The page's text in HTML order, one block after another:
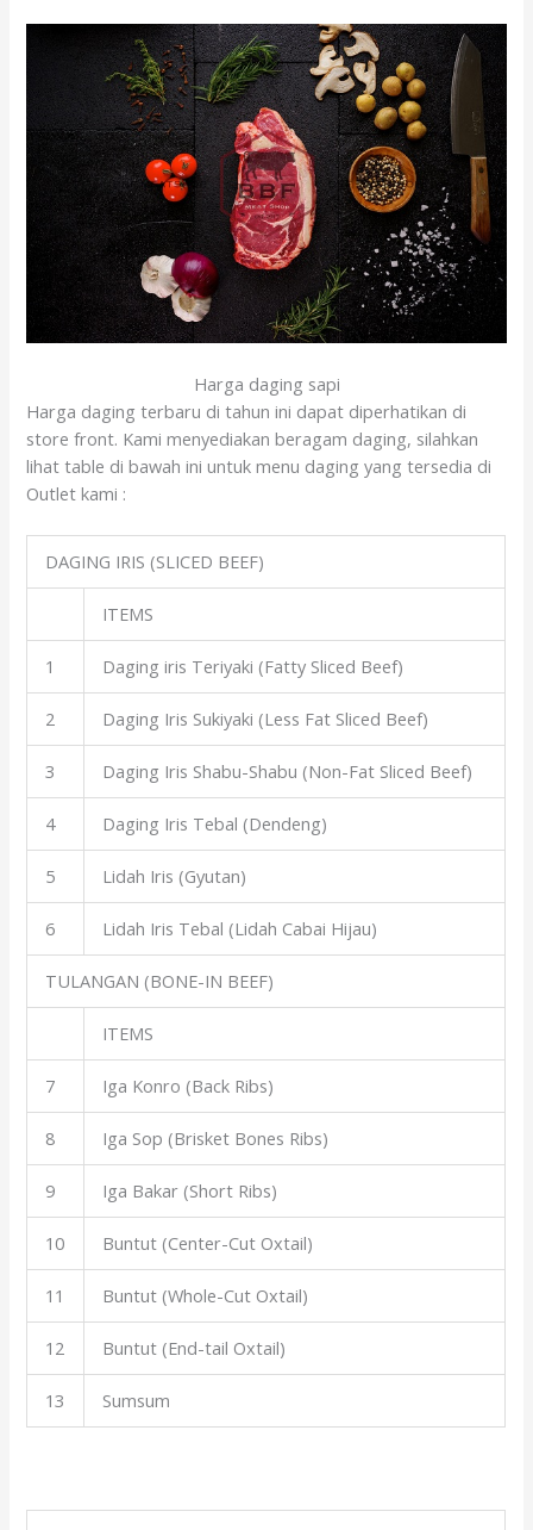
Harga daging sapi
Harga daging terbaru di tahun ini dapat diperhatikan di
store front. Kami menyediakan beragam daging, silahkan
lihat table di bawah ini untuk menu daging yang tersedia di
Outlet kami :
DAGING IRIS (SLICED BEEF)
ITEMS
1 Daging iris Teriyaki (Fatty Sliced Beef)
2 Daging Iris Sukiyaki (Less Fat Sliced Beef)
3 Daging Iris Shabu-Shabu (Non-Fat Sliced Beef)
4 Daging Iris Tebal (Dendeng)
5 Lidah Iris (Gyutan)
6 Lidah Iris Tebal (Lidah Cabai Hijau)
TULANGAN (BONE-IN BEEF)
ITEMS
7 Iga Konro (Back Ribs)
8 Iga Sop (Brisket Bones Ribs)
9 Iga Bakar (Short Ribs)
10 Buntut (Center-Cut Oxtail)
11 Buntut (Whole-Cut Oxtail)
12 Buntut (End-tail Oxtail)
13 Sumsum